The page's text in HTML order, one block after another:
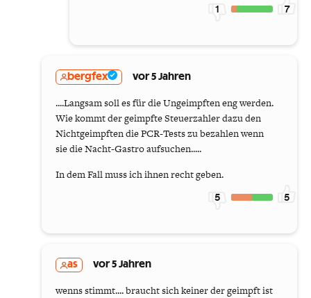
1 7
bergfex vor 5 Jahren
....Langsam soll es für die Ungeimpften eng werden.
Wie kommt der geimpfte Steuerzahler dazu den
Nichtgeimpften die PCR-Tests zu bezahlen wenn
sie die Nacht-Gastro aufsuchen.....
In dem Fall muss ich ihnen recht geben.
5 5
as vor 5 Jahren
wenns stimmt.... braucht sich keiner der geimpft ist